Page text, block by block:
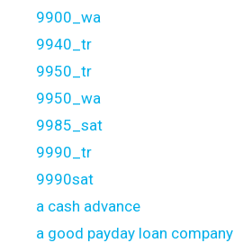
9900_wa
9940_tr
9950_tr
9950_wa
9985_sat
9990_tr
9990sat
a cash advance
a good payday loan company